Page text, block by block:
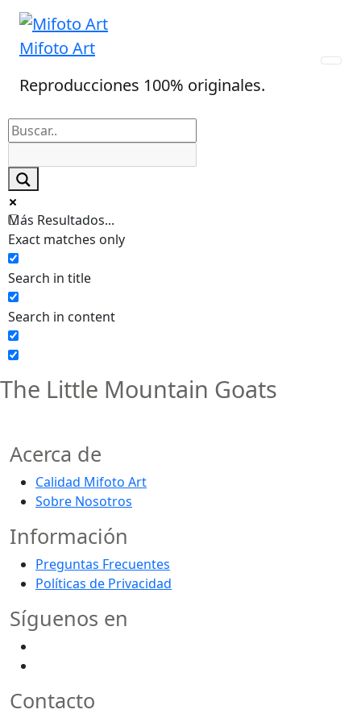
Skip
content
Mifoto Art
Reproducciones 100% originales.
Más Resultados...
Exact matches only
Search in title
Search in content
The Little Mountain Goats
Acerca de
Calidad Mifoto Art
Sobre Nosotros
Información
Preguntas Frecuentes
Políticas de Privacidad
Síguenos en
Contacto